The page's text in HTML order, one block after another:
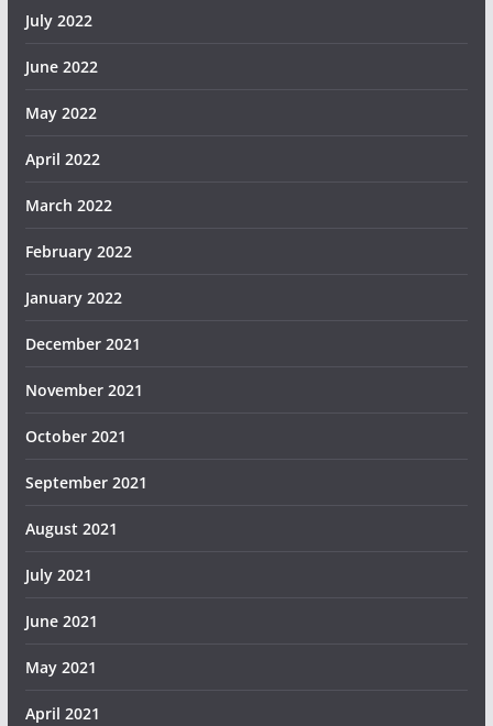
July 2022
June 2022
May 2022
April 2022
March 2022
February 2022
January 2022
December 2021
November 2021
October 2021
September 2021
August 2021
July 2021
June 2021
May 2021
April 2021